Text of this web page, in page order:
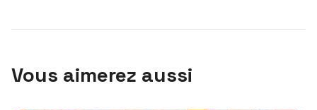
Vous aimerez aussi